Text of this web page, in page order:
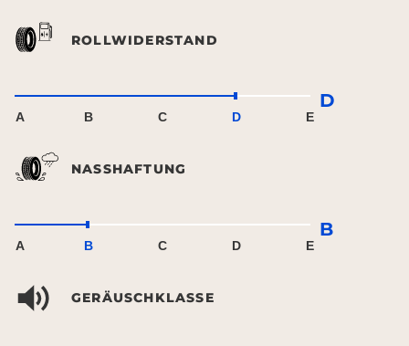
ROLLWIDERSTAND
A B C D E
D
NASSHAFTUNG
A B C D E
B
GERÄUSCHKLASSE